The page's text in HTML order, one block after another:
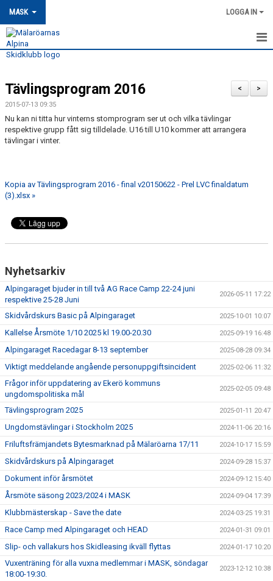
MASK LOGGA IN
MASK-NYHETER
OM MASK
MEDLEMSSKAP
TRÄNING
TÄVLING
BILDGALLERI
SPONSORER & PARTNERS
KLUBBKLÄDER
MATILDA RAPAPORT MINNESFOND
>
<
Tävlingsprogram 2016
2015-07-13 09:35
Nu kan ni titta hur vinterns stomprogram ser ut och vilka tävlingar
respektive grupp fått sig tilldelade. U16 till U10 kommer att arrangera
tävlingar i vinter.
Kopia av Tävlingsprogram 2016 - final v20150622 - Prel LVC finaldatum
(3).xlsx »
Nyhetsarkiv
Alpingaraget bjuder in till två AG Race Camp 22-24 juni
respektive 25-28 Juni
2026-05-11 17:22
Skidvårdskurs Basic på Alpingaraget 2025-10-01 10:07
Kallelse Årsmöte 1/10 2025 kl 19.00-20.30 2025-09-19 16:48
Alpingaraget Racedagar 8-13 september 2025-08-28 09:34
Viktigt meddelande angående personuppgiftsincident 2025-02-06 11:32
Frågor inför uppdatering av Ekerö kommuns
ungdomspolitiska mål
2025-02-05 09:48
Tävlingsprogram 2025 2025-01-11 20:47
Ungdomstävlingar i Stockholm 2025 2024-11-06 20:16
Friluftsfrämjandets Bytesmarknad på Mälaröarna 17/11 2024-10-17 15:59
Skidvårdskurs på Alpingaraget 2024-09-28 15:37
Dokument inför årsmötet 2024-09-12 15:40
Årsmöte säsong 2023/2024 i MASK 2024-09-04 17:39
Klubbmästerskap - Save the date 2024-03-25 19:31
Race Camp med Alpingaraget och HEAD 2024-01-31 09:01
Slip- och vallakurs hos Skidleasing ikväll flyttas 2024-01-17 10:20
Vuxenträning för alla vuxna medlemmar i MASK, söndagar
18:00-19:30.
2023-12-12 10:38